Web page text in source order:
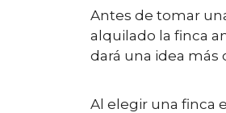
Antes de tomar
alquilado la finca
dará una idea más
Al elegir una finca